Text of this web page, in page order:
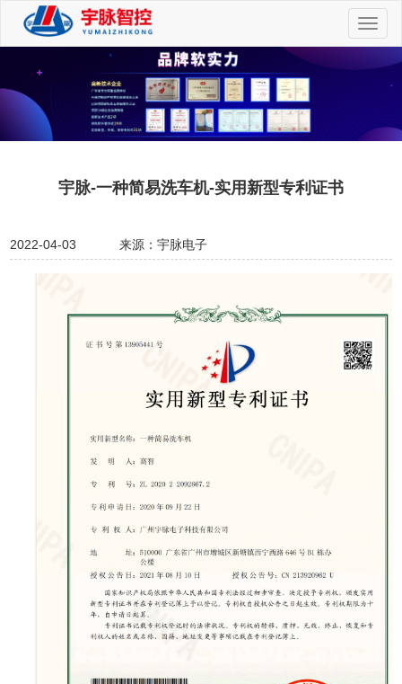
切
换
宇脉-一种简易洗车机-实用新型专利证书
2022-04-03 来源：宇脉电子